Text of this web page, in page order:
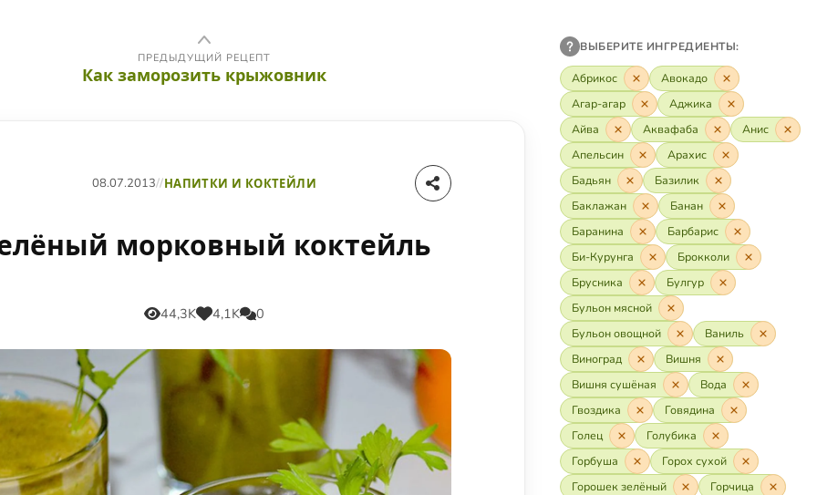
ПРЕДЫДУЩИЙ РЕЦЕПТ
Как заморозить крыжовник
08.07.2013//НАПИТКИ И КОКТЕЙЛИ
морковный коктейль
44,3K 4,1K 0
ВЫБЕРИТЕ ИНГРЕДИЕНТЫ:
Абрикос
Авокадо
Агар-агар
Аджика
Айва
Аквафаба
Анис
Апельсин
Арахис
Бадьян
Базилик
Баклажан
Банан
Баранина
Барбарис
Би-Курунга
Брокколи
Брусника
Булгур
Бульон мясной
Бульон овощной
Ваниль
Виноград
Вишня
Вишня сушёная
Вода
Гвоздика
Говядина
Голец
Голубика
Горбуша
Горох сухой
Горошек зелёный
Горчица